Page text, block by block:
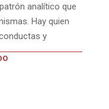
analítico que
Hay quien
y